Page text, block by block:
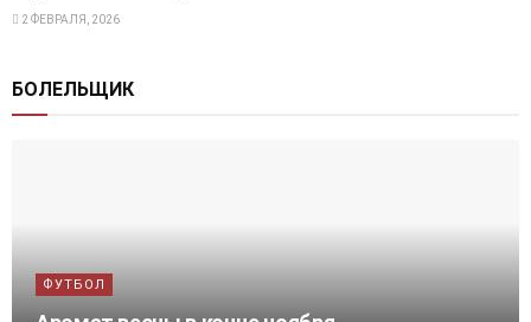
2 ФЕВРАЛЯ, 2026
БОЛЕЛЬЩИК
ФУТБОЛ